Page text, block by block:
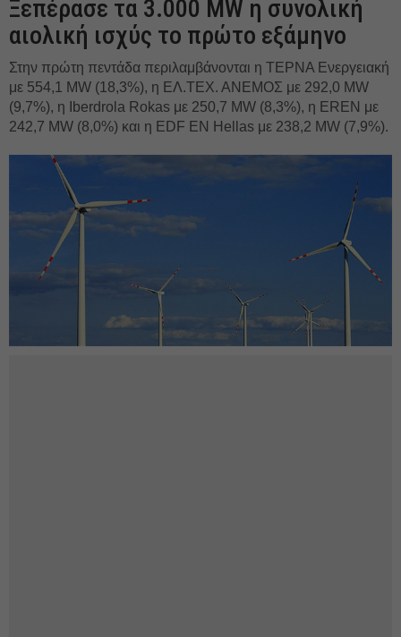
Ξεπέρασε τα 3.000 MW η συνολική
αιολική ισχύς το πρώτο εξάμηνο
Στην πρώτη πεντάδα περιλαμβάνονται η ΤΕΡΝΑ Ενεργειακή
με 554,1 MW (18,3%), η ΕΛ.ΤΕΧ. ΑΝΕΜΟΣ με 292,0 MW
(9,7%), η Iberdrola Rokas με 250,7 MW (8,3%), η EREN με
242,7 MW (8,0%) και η EDF ΕΝ Hellas με 238,2 MW (7,9%).